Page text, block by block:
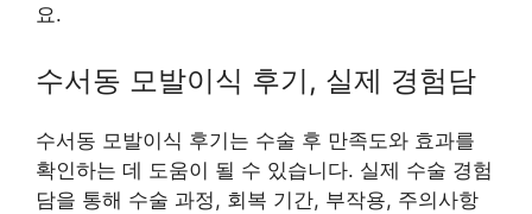
요.
수서동 모발이식 후기, 실제 경험담
수서동 모발이식 후기는 수술 후 만족도와 효과를
확인하는 데 도움이 될 수 있습니다. 실제 수술 경험
담을 통해 수술 과정, 회복 기간, 부작용, 주의사항